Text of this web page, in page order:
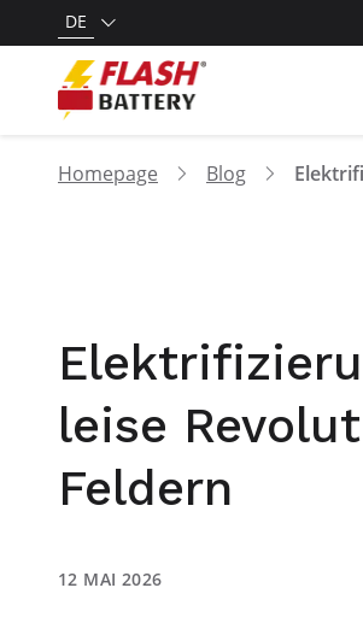
DE
Homepage Blog
leise
Feldern
12 MAI 2026